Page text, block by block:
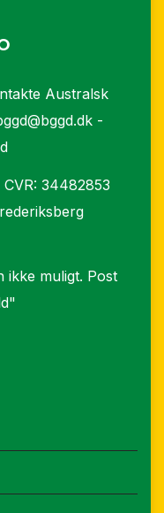
Australsk
-
34482853
ikke muligt. Post